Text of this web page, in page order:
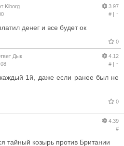
Kiborg
3.97
#| ↑
денег и все будет ок
0
Дык
4.12
#| ↑
1й, даже если ранее был не
0
4.39
#
тайный козырь против Британии